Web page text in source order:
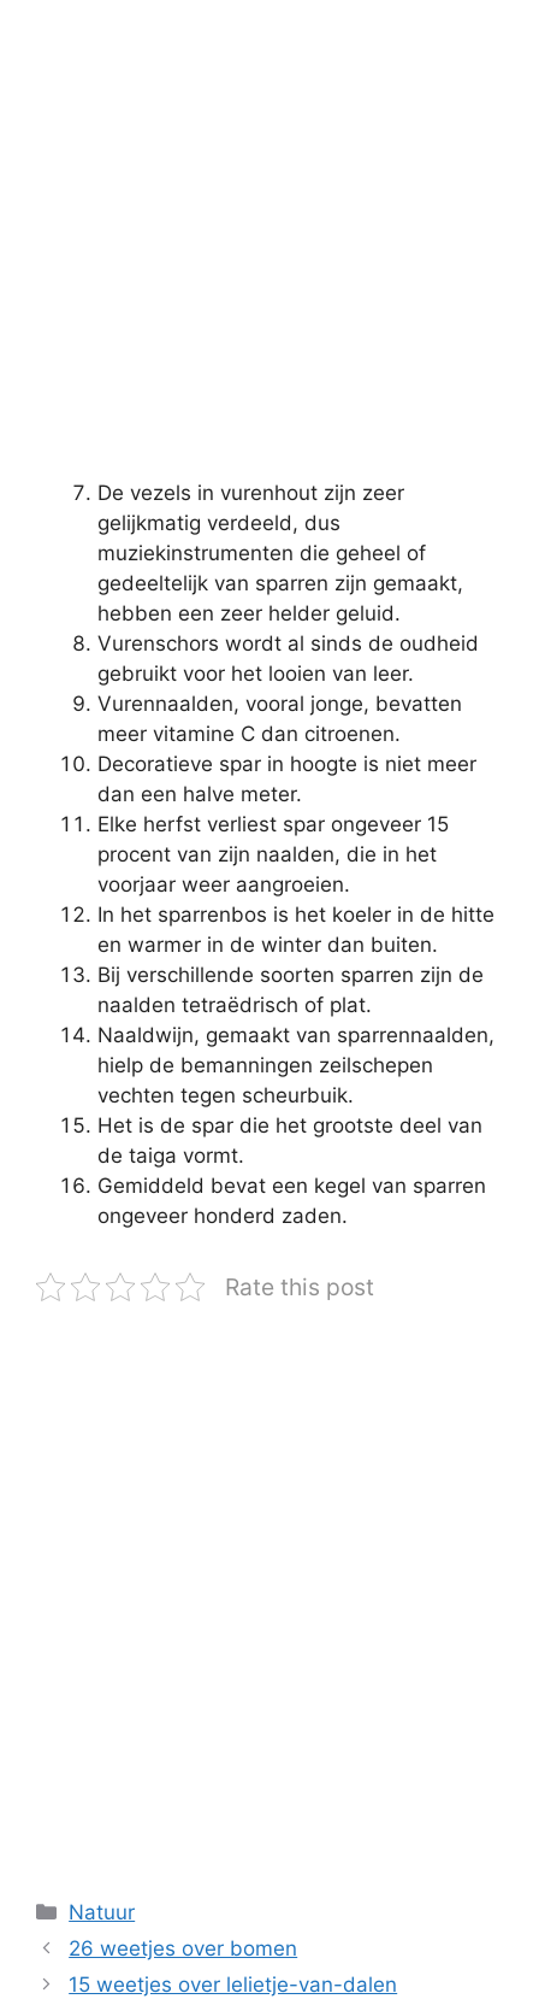
De vezels in vurenhout zijn zeer
gelijkmatig verdeeld, dus
muziekinstrumenten die geheel of
gedeeltelijk van sparren zijn gemaakt,
hebben een zeer helder geluid.
Vurenschors wordt al sinds de oudheid
gebruikt voor het looien van leer.
Vurennaalden, vooral jonge, bevatten
meer vitamine C dan citroenen.
Decoratieve spar in hoogte is niet meer
dan een halve meter.
Elke herfst verliest spar ongeveer 15
procent van zijn naalden, die in het
voorjaar weer aangroeien.
In het sparrenbos is het koeler in de hitte
en warmer in de winter dan buiten.
Bij verschillende soorten sparren zijn de
naalden tetraëdrisch of plat.
Naaldwijn, gemaakt van sparrennaalden,
hielp de bemanningen zeilschepen
vechten tegen scheurbuik.
Het is de spar die het grootste deel van
de taiga vormt.
Gemiddeld bevat een kegel van sparren
ongeveer honderd zaden.
Rate this post
Categorieën
Natuur
26 weetjes over bomen
15 weetjes over lelietje-van-dalen